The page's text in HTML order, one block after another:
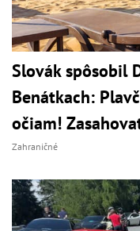
Slovák spôsobil
Benátkach:
očiam!
Zahraničné